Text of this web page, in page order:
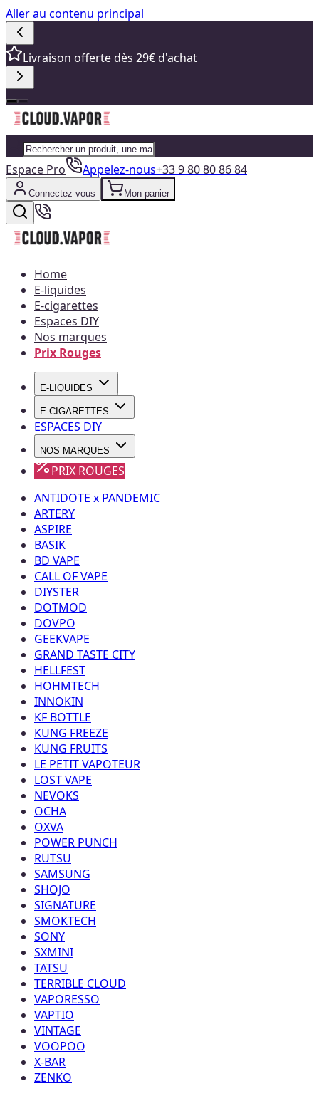
Aller au contenu principal
Livraison offerte dès 29€ d'achat
Espace Pro Appelez-nous+33 9 80 80 86 84
Connectez-vous Mon panier
Home
E-liquides
E-cigarettes
Espaces DIY
Nos marques
Prix Rouges
E-LIQUIDES
E-CIGARETTES
ESPACES DIY
NOS MARQUES
PRIX ROUGES
ANTIDOTE x PANDEMIC
ARTERY
ASPIRE
BASIK
BD VAPE
CALL OF VAPE
DIYSTER
DOTMOD
DOVPO
GEEKVAPE
GRAND TASTE CITY
HELLFEST
HOHMTECH
INNOKIN
KF BOTTLE
KUNG FREEZE
KUNG FRUITS
LE PETIT VAPOTEUR
LOST VAPE
NEVOKS
OCHA
OXVA
POWER PUNCH
RUTSU
SAMSUNG
SHOJO
SIGNATURE
SMOKTECH
SONY
SXMINI
TATSU
TERRIBLE CLOUD
VAPORESSO
VAPTIO
VINTAGE
VOOPOO
X-BAR
ZENKO